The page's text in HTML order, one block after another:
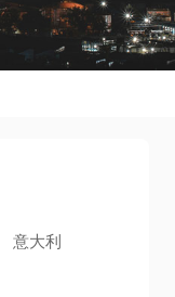
意大利